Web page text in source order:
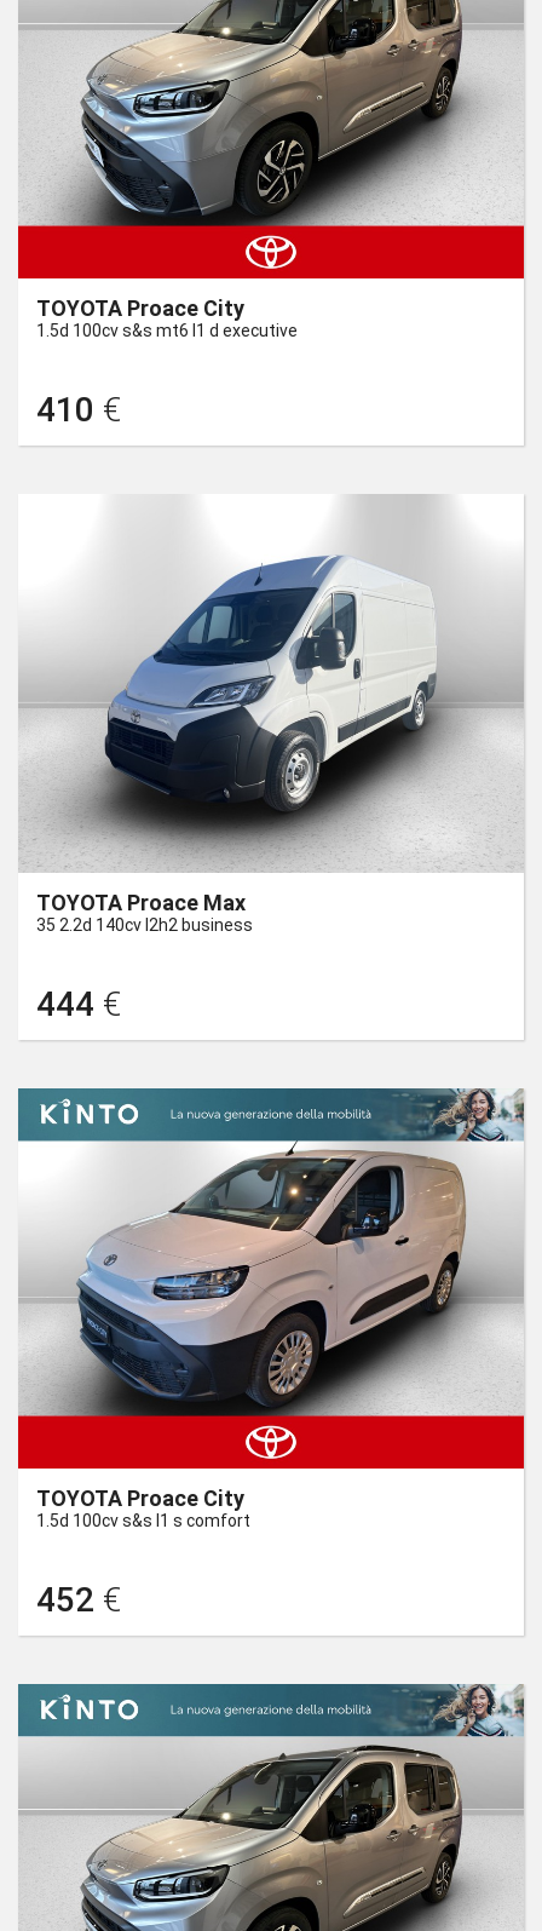
TOYOTA Proace City
1.5d 100cv s&s mt6 l1 d executive
410 €
TOYOTA Proace Max
35 2.2d 140cv l2h2 business
444 €
TOYOTA Proace City
1.5d 100cv s&s l1 s comfort
452 €